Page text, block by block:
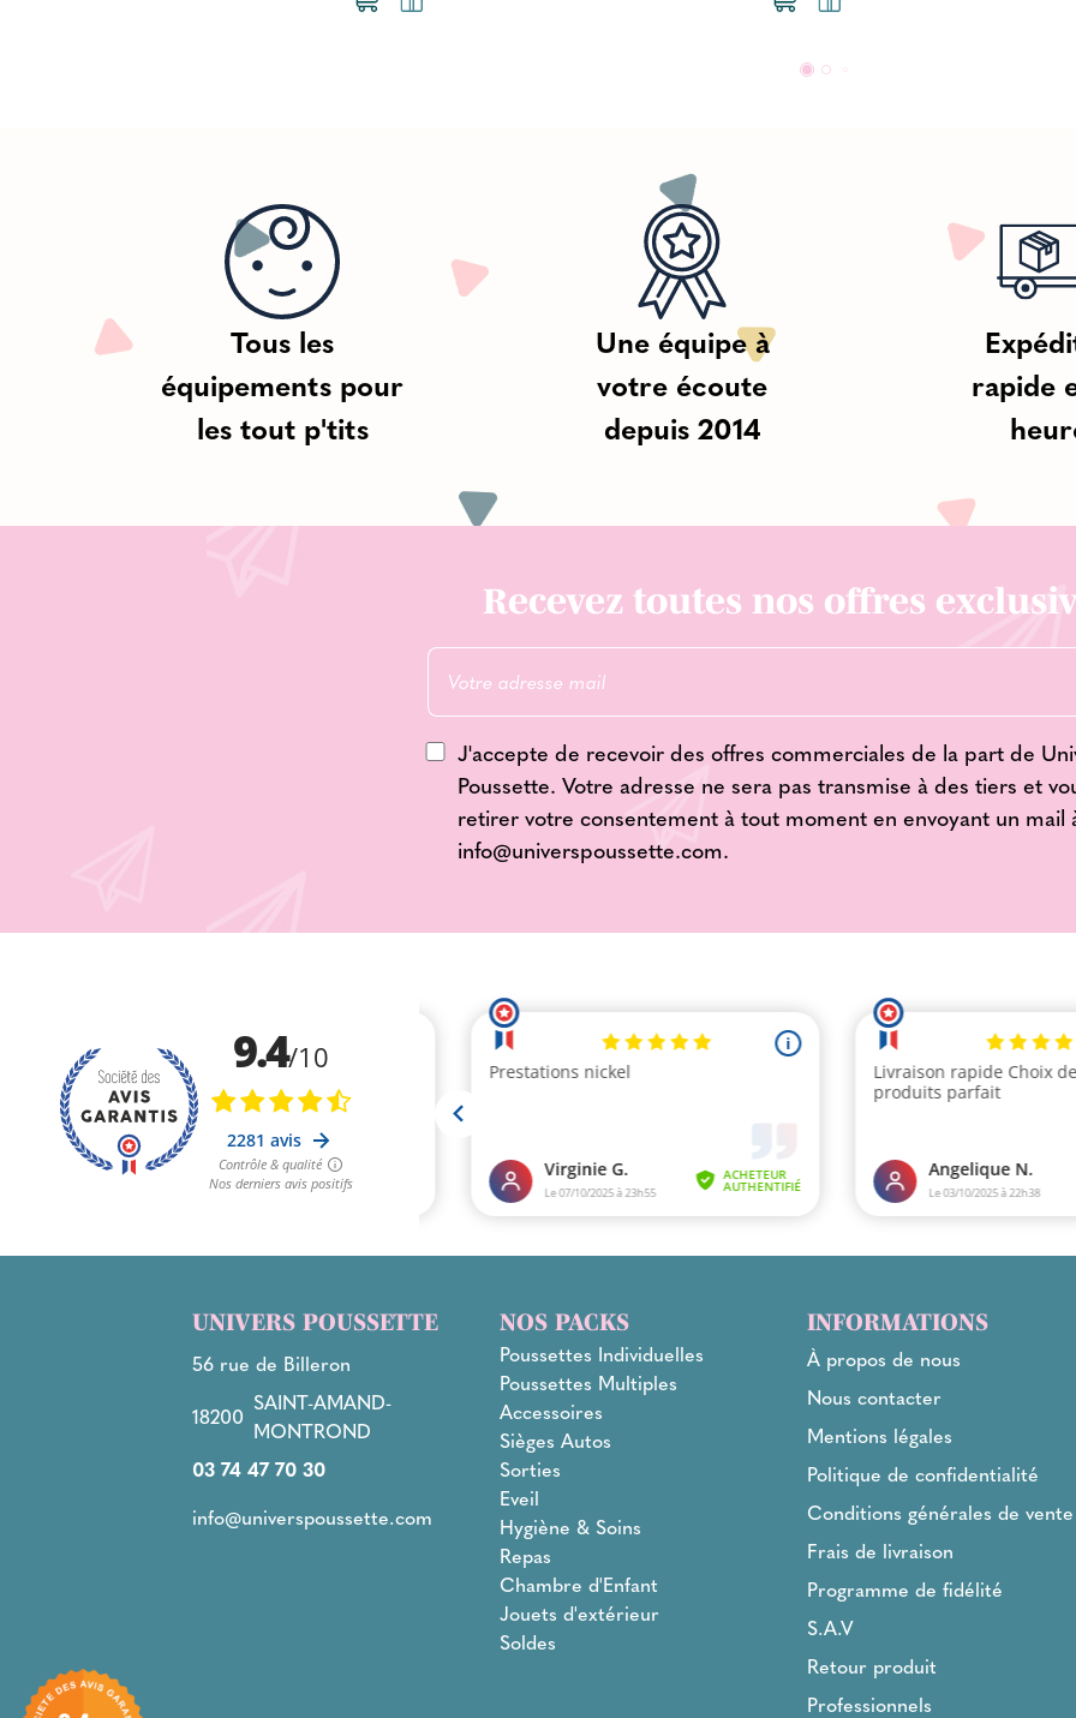
Tous les
équipements pour
les tout p'tits
Une équipe à
votre écoute
depuis 2014
rapide
Recevez toutes nos offres
J'accepte de recevoir des offres commerciales de la part de
Poussette. Votre adresse ne sera pas transmise à des tiers et
retirer votre consentement à tout moment en envoyant un mail
info@universpoussette.com.
UNIVERS POUSSETTE
56 rue de Billeron
18200
SAINT-AMAND-
MONTROND
03 74 47 70 30
info@universpoussette.com
NOS PACKS
Poussettes Individuelles
Poussettes Multiples
Accessoires
Sièges Autos
Sorties
Eveil
Hygiène & Soins
Repas
Chambre d'Enfant
Jouets d'extérieur
Soldes
INFORMATIONS
À propos de nous
Nous contacter
Mentions légales
Politique de confidentialité
Conditions générales de vente
Frais de livraison
Programme de fidélité
S.A.V
Retour produit
Professionnels